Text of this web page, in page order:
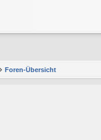
Foren-Übersicht